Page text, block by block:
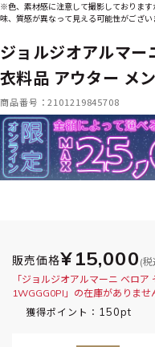
※色、素材感に注意して撮影しておりま
味、質感が異なって見える可能性がござい
ジョルジオアルマー
衣料品 アウター メ
商品番号：2101219845708
販売価格¥15,000 (税
「ジョルジオアルマーニ ベロ
1WGGG0PI」の在庫がありませ
獲得ポイント： 150pt